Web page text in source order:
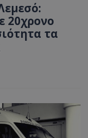
20χρονο
τα